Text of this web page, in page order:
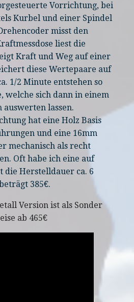
Vorrichtung, bei
Kurbel und einer Spindel
misst den
liest die
Kraft und Weg auf einer
diese Wertepaare auf
1/2 Minute entstehen so
welche sich dann in einem
lassen.
hat eine Holz Basis
und eine 16mm
mechanisch als recht
Oft habe ich eine auf
die Herstelldauer ca. 6
385€.
Version ist als Sonder
ab 465€